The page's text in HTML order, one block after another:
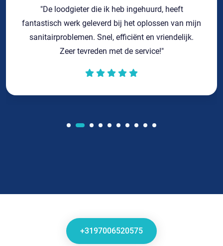
"De loodgieter die ik heb ingehuurd, heeft
fantastisch werk geleverd bij het oplossen van mijn
sanitairproblemen. Snel, efficiënt en vriendelijk.
Zeer tevreden met de service!"
+3197006520575